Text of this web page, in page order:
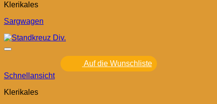
Klerikales
Sargwagen
Auf die Wunschliste
Schnellansicht
Klerikales